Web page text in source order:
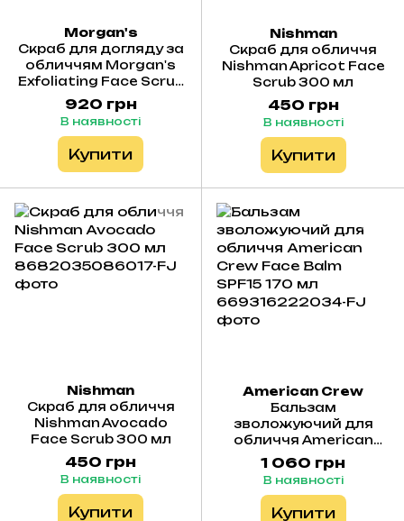
Morgan's
Скраб для догляду за
обличчям Morgan's
Exfoliating Face Scrub
100ml
920 грн
В наявності
Купити
Nishman
Скраб для обличчя
Nishman Apricot Face
Scrub 300 мл
450 грн
В наявності
Купити
Nishman
Скраб для обличчя
Nishman Avocado
Face Scrub 300 мл
450 грн
В наявності
Купити
American Crew
Бальзам
зволожуючий для
обличчя American
Crew Face Balm SPF15
170 мл
1 060 грн
В наявності
Купити